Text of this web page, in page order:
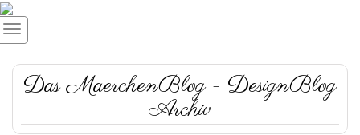
Das MaerchenBlog - DesignBlog
Archiv